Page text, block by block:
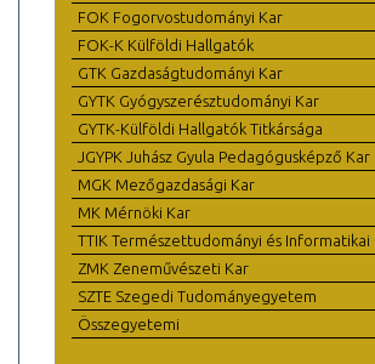
FOK Fogorvostudományi Kar
FOK-K Külföldi Hallgatók
GTK Gazdaságtudományi Kar
GYTK Gyógyszerésztudományi Kar
GYTK-Külföldi Hallgatók Titkársága
JGYPK Juhász Gyula Pedagógusképző Kar
MGK Mezőgazdasági Kar
MK Mérnöki Kar
TTIK Természettudományi és Informatikai
ZMK Zeneművészeti Kar
SZTE Szegedi Tudományegyetem
Összegyetemi